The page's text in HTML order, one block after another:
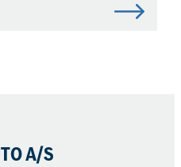
A/S